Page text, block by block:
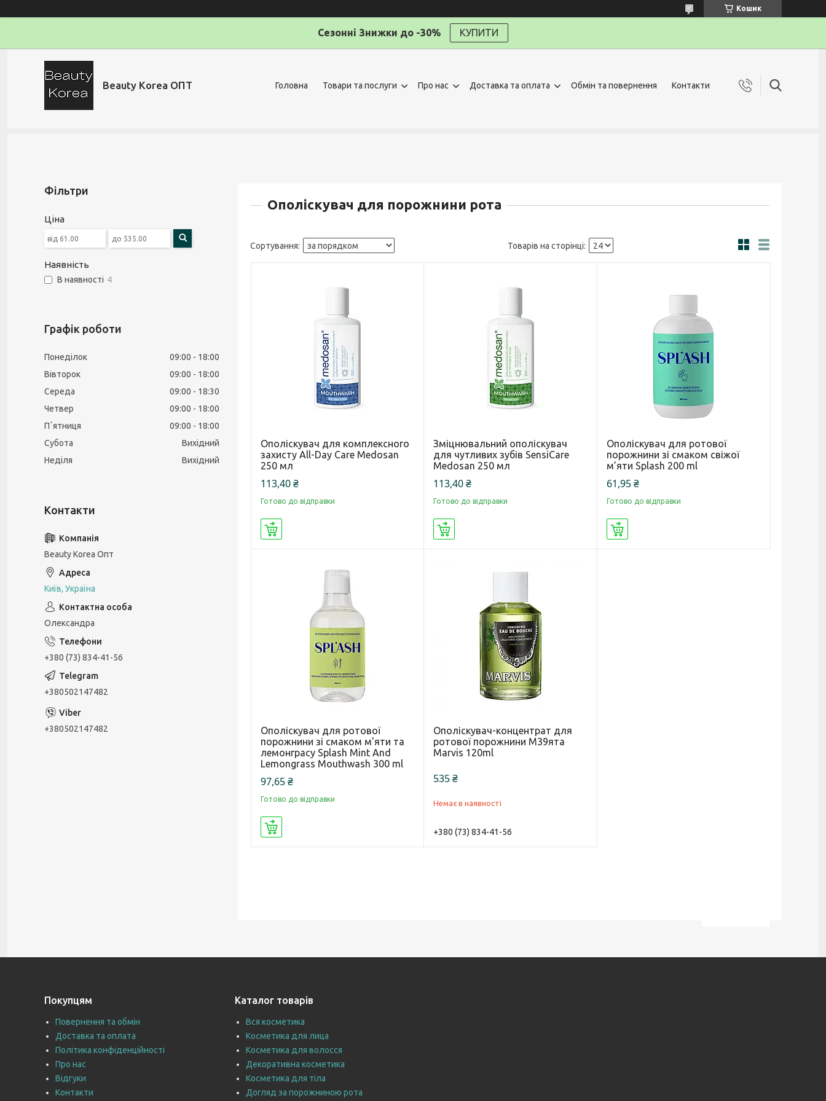
Кошик
Сезонні Знижки до -30% КУПИТИ
Beauty Korea ОПТ Головна Товари та послуги Про нас Доставка та оплата Обмін та повернення Контакти
Ополіскувач для порожнини рота
Ополіскувач для комплексного
захисту All-Day Care Medosan
250 мл
113,40 ₴
Готово до відправки
Зміцнювальний ополіскувач
для чутливих зубів SensiCare
Medosan 250 мл
113,40 ₴
Готово до відправки
Ополіскувач для ротової
порожнини зі смаком свіжої
м’яти Splash 200 ml
61,95 ₴
Готово до відправки
Ополіскувач для ротової
порожнини зі смаком м'яти та
лемонграсу Splash Mint And
Lemongrass Mouthwash 300 ml
97,65 ₴
Готово до відправки
Ополіскувач-концентрат для
ротової порожнини М39ята
Marvis 120ml
535 ₴
Немає в наявності
+380 (73) 834-41-56
Фільтри
Ціна
Наявність
В наявності 4
Графік роботи
Понеділок 09:00
18:00
Вівторок
09:00
18:00
Середа
09:00
18:30
Четвер
09:00
18:00
Пʼятниця
09:00
18:00
Субота
Вихідний
Неділя
Вихідний
Beauty Korea Опт
Київ, Україна
Олександра
+380 (73) 834-41-56
+380502147482
+380502147482
Покупцям
Повернення та обмін
Доставка та оплата
Політика конфіденційності
Про нас
Відгуки
Контакти
Каталог товарів
Вся косметика
Косметика для лица
Косметика для волосся
Декоративна косметика
Косметика для тіла
Догляд за порожниною рота